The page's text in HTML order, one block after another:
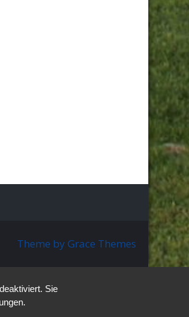
Theme by Grace Themes
Sie